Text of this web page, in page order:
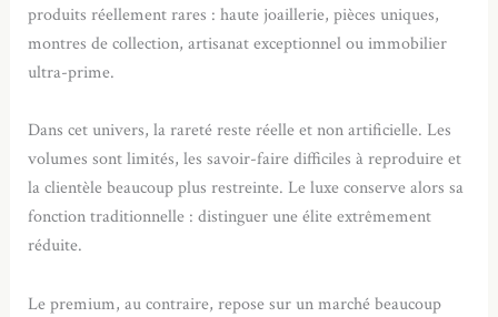
produits réellement rares : haute joaillerie, pièces uniques,
montres de collection, artisanat exceptionnel ou immobilier
ultra-prime.
Dans cet univers, la rareté reste réelle et non artificielle. Les
volumes sont limités, les savoir-faire difficiles à reproduire et
la clientèle beaucoup plus restreinte. Le luxe conserve alors sa
fonction traditionnelle : distinguer une élite extrêmement
réduite.
Le premium, au contraire, repose sur un marché beaucoup